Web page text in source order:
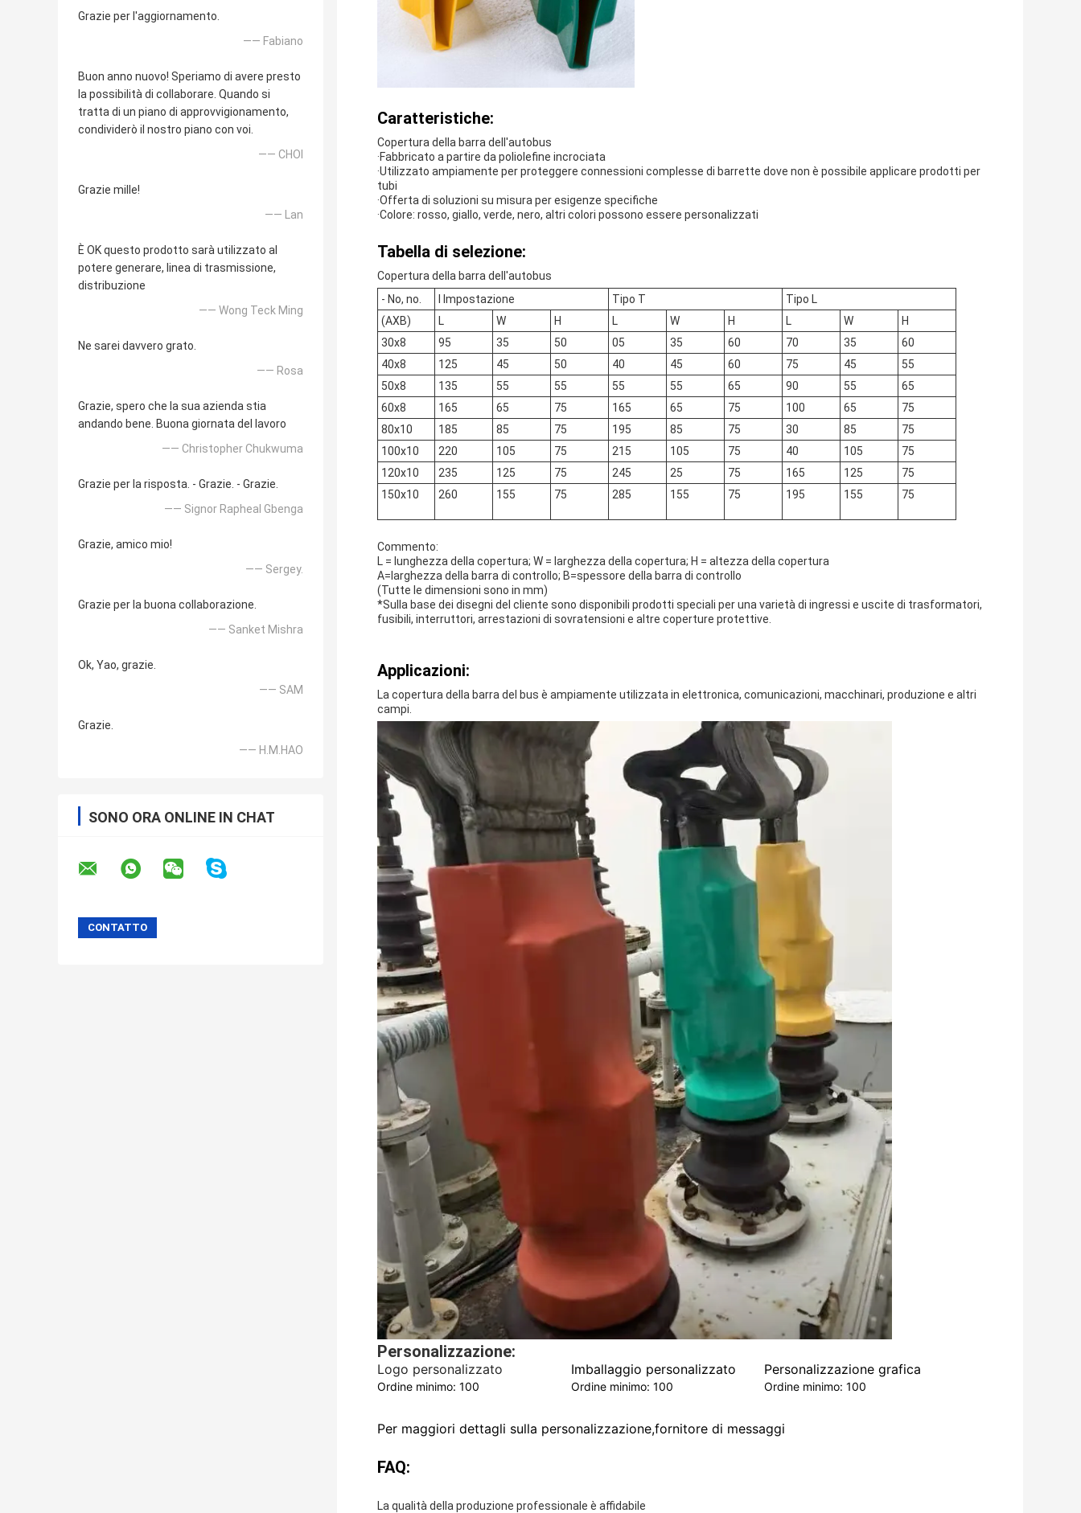
Grazie per l'aggiornamento.
—— Fabiano
Buon anno nuovo! Speriamo di avere presto
la possibilità di collaborare. Quando si
tratta di un piano di approvvigionamento,
condividerò il nostro piano con voi.
—— CHOI
Grazie mille!
—— Lan
È OK questo prodotto sarà utilizzato al
potere generare, linea di trasmissione,
distribuzione
—— Wong Teck Ming
Ne sarei davvero grato.
—— Rosa
Grazie, spero che la sua azienda stia
andando bene. Buona giornata del lavoro
—— Christopher Chukwuma
Grazie per la risposta. - Grazie. - Grazie.
—— Signor Rapheal Gbenga
Grazie, amico mio!
—— Sergey.
Grazie per la buona collaborazione.
—— Sanket Mishra
Ok, Yao, grazie.
—— SAM
Grazie.
—— H.M.HAO
SONO ORA ONLINE IN CHAT
Caratteristiche:
Copertura della barra dell'autobus
·Fabbricato a partire da poliolefine incrociata
·Utilizzato ampiamente per proteggere connessioni complesse di barrette dove non è possibile applicare prodotti per
tubi
·Offerta di soluzioni su misura per esigenze specifiche
·Colore: rosso, giallo, verde, nero, altri colori possono essere personalizzati
Tabella di selezione:
Copertura della barra dell'autobus
- No, no.
I Impostazione Tipo T
Tipo L
(AXB)
L W H L W H L W
H
30x8
95 35 50 05 35 60 70 35
60
40x8
125 45 50 40 45 60 75 45
55
50x8
135 55 55 55 55 65 90 55
65
60x8
165 65 75 165 65 75 100 65
75
80x10
185 85 75 195 85 75 30 85
75
100x10
220 105 75 215 105 75 40 105
75
120x10
235 125 75 245 25 75 165 125
75
150x10
260 155 75 285 155 75 195 155 75
Commento:
L = lunghezza della copertura; W = larghezza della copertura; H = altezza della copertura
A=larghezza della barra di controllo; B=spessore della barra di controllo
(Tutte le dimensioni sono in mm)
*Sulla base dei disegni del cliente sono disponibili prodotti speciali per una varietà di ingressi e uscite di trasformatori,
fusibili, interruttori, arrestazioni di sovratensioni e altre coperture protettive.
Applicazioni:
La copertura della barra del bus è ampiamente utilizzata in elettronica, comunicazioni, macchinari, produzione e altri
campi.
Personalizzazione:
Logo personalizzato
Ordine minimo: 100
Imballaggio personalizzato
Ordine minimo: 100
Personalizzazione grafica
Ordine minimo: 100
Per maggiori dettagli sulla personalizzazione,fornitore di messaggi
FAQ:
La qualità della produzione professionale è affidabile